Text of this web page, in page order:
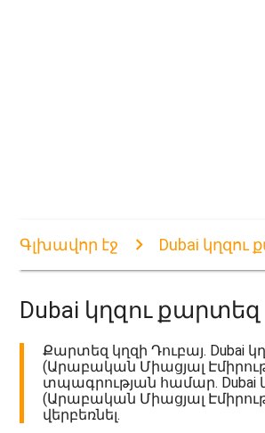
Գլխավոր էջ Dubai կղզու
Dubai կղզու քարտեզ
Քարտեզ կղզի Դուբայ. Dubai
(Արաբական Միացյալ
տպագրության համար. Dubai
(Արաբական Միացյալ
վերբեռնել.